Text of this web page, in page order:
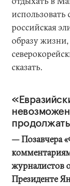
российская
образу жизни,
сказать.
— Позавчера
журналистов
Президенте